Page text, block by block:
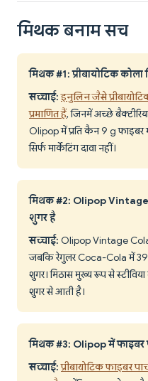
मिथक बनाम सच
मिथक #1: प्रीबायोटिक कोला
सच्चाई: इनुलिन जैसे
प्रमाणित हैं, जिनमें अच्छे
Olipop में प्रति कैन 9 g फाइबर
सिर्फ मार्केटिंग दावा नहीं।
मिथक #2: Olipop Vintage
शुगर है
सच्चाई: Olipop Vintage Cola
जबकि रेगुलर Coca-Cola में 39
शुगर। मिठास मुख्य रूप से
शुगर से आती है।
मिथक #3: Olipop में फाइबर
सच्चाई: प्रीबायोटिक फाइबर